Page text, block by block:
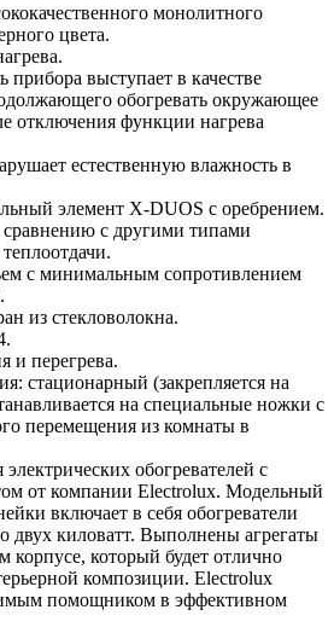
монолитного
цвета.
прибора выступает в качестве
обогревать окружающее
отключения функции нагрева
естественную влажность в
элемент X-DUOS с оребрением.
с другими типами
с минимальным сопротивлением
из стекловолокна.
и перегрева.
стационарный (закрепляется на
на специальные ножки с
перемещения из комнаты в
обогревателей с
от компании Electrolux. Модельный
включает в себя обогреватели
двух киловатт. Выполнены агрегаты
корпусе, который будет отлично
композиции. Electrolux
помощником в эффективном